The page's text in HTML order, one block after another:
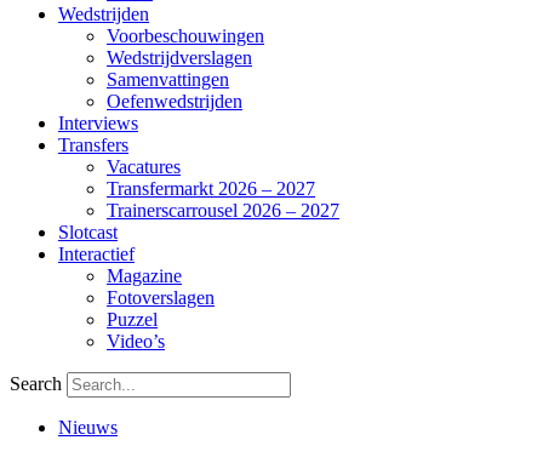
Wedstrijden
Voorbeschouwingen
Wedstrijdverslagen
Samenvattingen
Oefenwedstrijden
Interviews
Transfers
Vacatures
Transfermarkt 2026 – 2027
Trainerscarrousel 2026 – 2027
Slotcast
Interactief
Magazine
Fotoverslagen
Puzzel
Video’s
Search
Nieuws